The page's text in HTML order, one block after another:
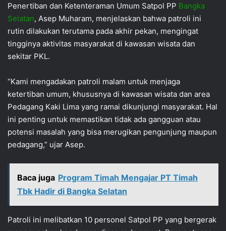
Penertiban dan Ketenteraman Umum Satpol PP Bangka
Selatan, Asep Muharam, menjelaskan bahwa patroli ini
rutin dilakukan terutama pada akhir pekan, mengingat
tingginya aktivitas masyarakat di kawasan wisata dan
sekitar PKL.
“Kami mengadakan patroli malam untuk menjaga
ketertiban umum, khususnya di kawasan wisata dan area
Pedagang Kaki Lima yang ramai dikunjungi masyarakat. Hal
ini penting untuk memastikan tidak ada gangguan atau
potensi masalah yang bisa merugikan pengunjung maupun
pedagang,” ujar Asep.
Baca juga Program Timah Mengajar PT Timah
Tbk Hadir di Bangka Selatan
Patroli ini melibatkan 10 personel Satpol PP yang bergerak